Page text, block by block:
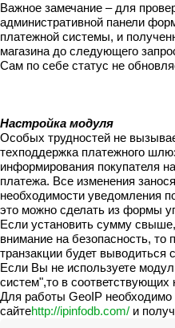
Важное замечание – для
административной панели
платежной системы, и
магазина до следующего
Сам по себе статус не
Настройка модуля
Особых трудностей не
техподдержка платежного
информирования покупателя
платежа. Все изменения
необходимости уведомления
это можно сделать из формы
Если установить сумму
внимание на безопасность,
транзакции будет выводиться
Если Вы не используете
систем",то в соответствующих
Для работы GeoIP необходимо
сайтеhttp://ipinfodb.com/ и